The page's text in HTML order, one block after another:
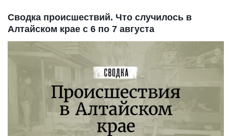
Сводка происшествий. Что случилось в
Алтайском крае с 6 по 7 августа